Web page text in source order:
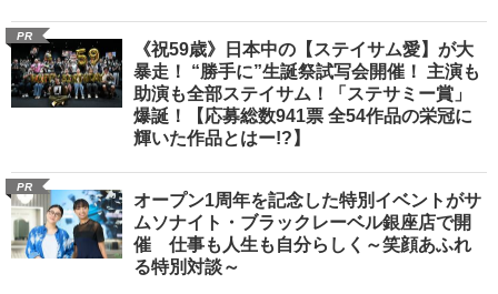
PR
《祝59歳》日本中の【ステイサム愛】が大
暴走！ “勝手に”生誕祭試写会開催！ 主演も
助演も全部ステイサム！「ステサミー賞」
爆誕！【応募総数941票 全54作品の栄冠に
輝いた作品とはー!?】
PR
オープン1周年を記念した特別イベントがサ
ムソナイト・ブラックレーベル銀座店で開
催 仕事も人生も自分らしく～笑顔あふれ
る特別対談～